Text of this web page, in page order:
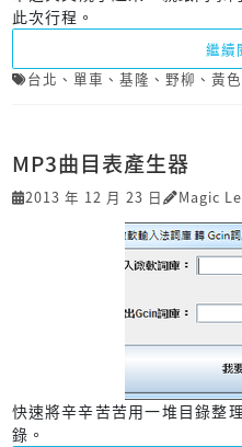
此次行程。
繼續
台北 、 單車 、 基隆 、 野柳 、 黃
MP3曲目表產生器
2013 年 12 月 23 日 Magic
快速將辛辛苦苦用一堆目錄整
錄。